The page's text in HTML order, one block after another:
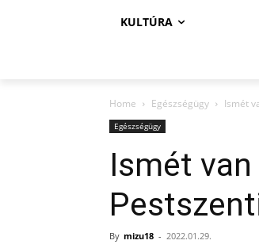
KULTÚRA
Home Egészségügy Ismét
Egészségügy
Ismét
By mizu18 - 2022.01.29.